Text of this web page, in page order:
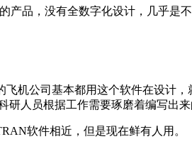
产品，没有全数字化设计，几乎是不
机公司基本都用这个软件在设计
人员根据工作需要琢磨着编写出来
软件相近，但是现在鲜有人用。